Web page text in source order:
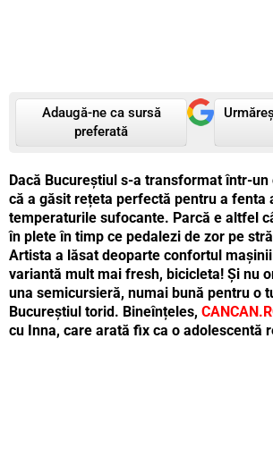
Adaugă-ne ca sursă
preferată
Dacă Bucureștiul s-a transformat într-un
că a găsit rețeta perfectă pentru a fenta
temperaturile sufocante. Parcă e altfel
în plete în timp ce pedalezi de zor pe
Artista a lăsat deoparte confortul
variantă mult mai fresh, bicicleta! Și nu
una semicursieră, numai bună pentru o
Bucureștiul torid. Bineînțeles,
cu Inna, care arată fix ca o adolescentă